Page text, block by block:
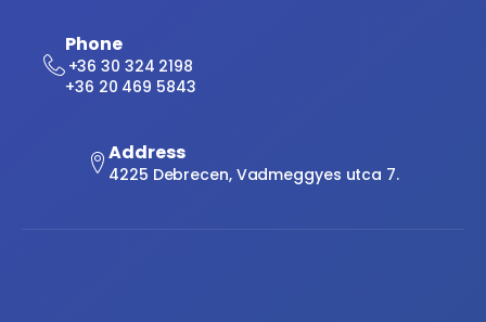
Phone
+36 30 324 2198
+36 20 469 5843
Address
4225 Debrecen, Vadmeggyes utca 7.